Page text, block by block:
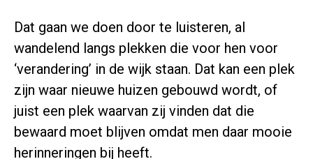
Dat gaan we doen door te luisteren, al
wandelend langs plekken die voor hen voor
‘verandering’ in de wijk staan. Dat kan een plek
zijn waar nieuwe huizen gebouwd wordt, of
juist een plek waarvan zij vinden dat die
bewaard moet blijven omdat men daar mooie
herinneringen bij heeft.